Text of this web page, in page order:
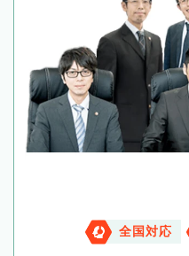
全国対応